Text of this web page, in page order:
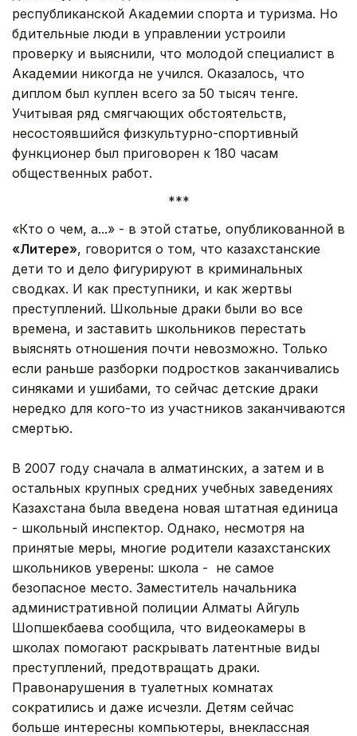
республиканской Академии спорта и туризма. Но
бдительные люди в управлении устроили
проверку и выяснили, что молодой специалист в
Академии никогда не учился. Оказалось, что
диплом был куплен всего за 50 тысяч тенге.
Учитывая ряд смягчающих обстоятельств,
несостоявшийся физкультурно-спортивный
функционер был приговорен к 180 часам
общественных работ.
***
«Кто о чем, а...» - в этой статье, опубликованной в
«Литере», говорится о том, что казахстанские
дети то и дело фигурируют в криминальных
сводках. И как преступники, и как жертвы
преступлений. Школьные драки были во все
времена, и заставить школьников перестать
выяснять отношения почти невозможно. Только
если раньше разборки подростков заканчивались
синяками и ушибами, то сейчас детские драки
нередко для кого-то из участников заканчиваются
смертью.
В 2007 году сначала в алматинских, а затем и в
остальных крупных средних учебных заведениях
Казахстана была введена новая штатная единица
- школьный инспектор. Однако, несмотря на
принятые меры, многие родители казахстанских
школьников уверены: школа - не самое
безопасное место. Заместитель начальника
административной полиции Алматы Айгуль
Шопшекбаева сообщила, что видеокамеры в
школах помогают раскрывать латентные виды
преступлений, предотвращать драки.
Правонарушения в туалетных комнатах
сократились и даже исчезли. Детям сейчас
больше интересны компьютеры, внеклассная